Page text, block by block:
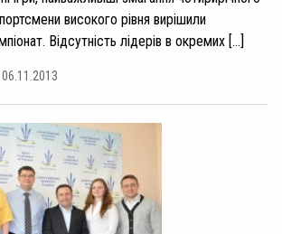
високого рівня вирішили
Відсутність лідерів в окремих […]